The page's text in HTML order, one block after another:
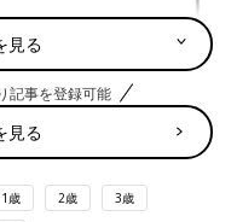
見る
記事を登録可能
見る
1歳 2歳 3歳